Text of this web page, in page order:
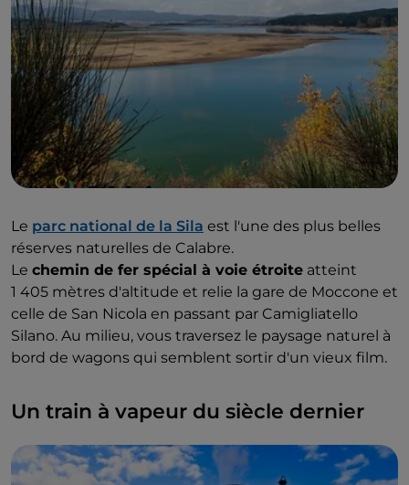
Le parc national de la Sila est l'une des plus belles
réserves naturelles de Calabre.
Le chemin de fer spécial à voie étroite atteint
1 405 mètres d'altitude et relie la gare de Moccone et
celle de San Nicola en passant par Camigliatello
Silano. Au milieu, vous traversez le paysage naturel à
bord de wagons qui semblent sortir d'un vieux film.
Un train à vapeur du siècle dernier